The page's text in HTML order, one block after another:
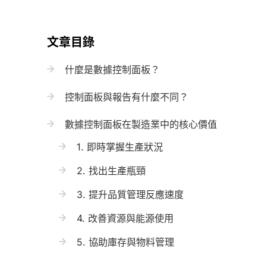
文章目錄
什麼是數據控制面板？
控制面板與報告有什麼不同？
數據控制面板在製造業中的核心價值
1. 即時掌握生產狀況
2. 找出生產瓶頸
3. 提升品質管理反應速度
4. 改善資源與能源使用
5. 協助庫存與物料管理